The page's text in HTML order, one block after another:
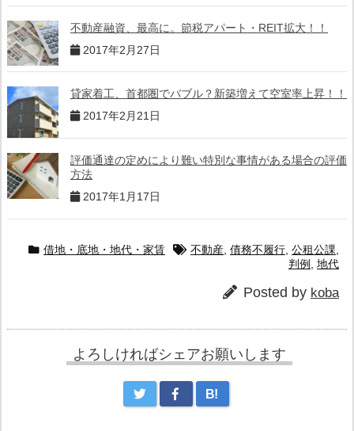
不動産融資、最高に。節税アパート・REIT拡大！！
2017年2月27日
貸家着工、首都圏でバブル？新築増えて空室率上昇！！
2017年2月21日
評価通達の定めにより難い特別な事情がある場合の評価
方法
2017年1月17日
借地・底地・地代・家賃 不動産 債務不履行 公租公課
判例
地代
Posted by koba
よろしければシェアお願いします
B!